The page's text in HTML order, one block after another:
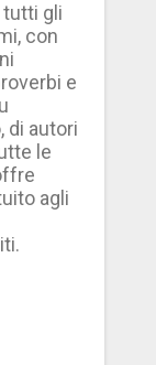
gli
con
e
di autori
le
agli